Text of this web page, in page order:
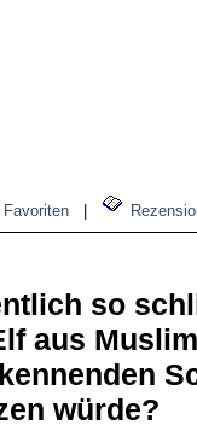
Favoriten
so
aus
würde?